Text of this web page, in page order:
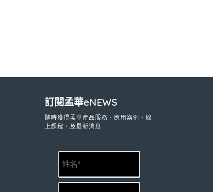
訂閱孟華eNEWS
隨時獲得孟華產品服務、應用案例、線
上課程、及最新消息